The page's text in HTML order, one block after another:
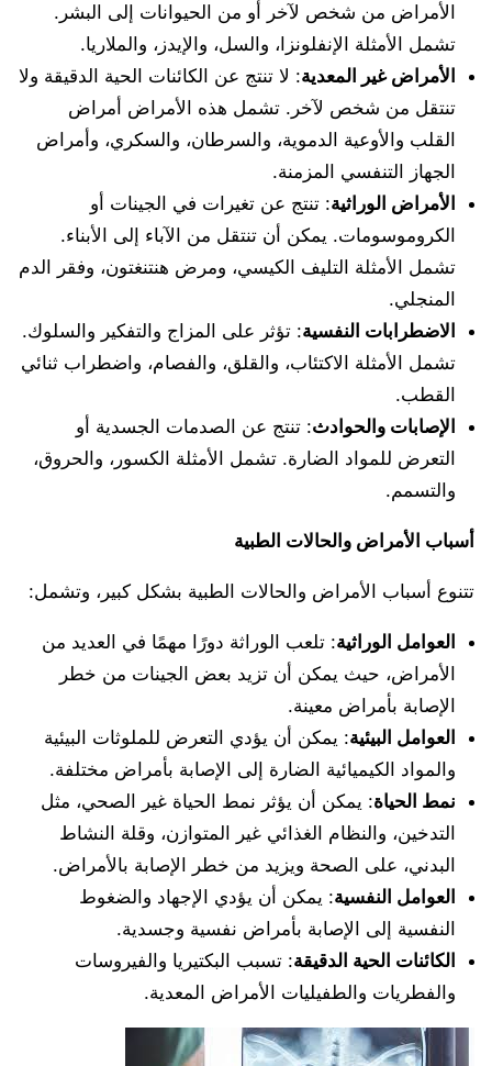
الأمراض من شخص لآخر أو من الحيوانات إلى البشر.
تشمل الأمثلة الإنفلونزا، والسل، والإيدز، والملاريا.
الأمراض غير المعدية: لا تنتج عن الكائنات الحية الدقيقة ولا
تنتقل من شخص لآخر. تشمل هذه الأمراض أمراض
القلب والأوعية الدموية، والسرطان، والسكري، وأمراض
الجهاز التنفسي المزمنة.
الأمراض الوراثية: تنتج عن تغيرات في الجينات أو
الكروموسومات. يمكن أن تنتقل من الآباء إلى الأبناء.
تشمل الأمثلة التليف الكيسي، ومرض هنتنغتون، وفقر الدم
المنجلي.
الاضطرابات النفسية: تؤثر على المزاج والتفكير والسلوك.
تشمل الأمثلة الاكتئاب، والقلق، والفصام، واضطراب ثنائي
القطب.
الإصابات والحوادث: تنتج عن الصدمات الجسدية أو
التعرض للمواد الضارة. تشمل الأمثلة الكسور، والحروق،
والتسمم.
أسباب الأمراض والحالات الطبية
تتنوع أسباب الأمراض والحالات الطبية بشكل كبير، وتشمل:
العوامل الوراثية: تلعب الوراثة دورًا مهمًا في العديد من
الأمراض، حيث يمكن أن تزيد بعض الجينات من خطر
الإصابة بأمراض معينة.
العوامل البيئية: يمكن أن يؤدي التعرض للملوثات البيئية
والمواد الكيميائية الضارة إلى الإصابة بأمراض مختلفة.
نمط الحياة: يمكن أن يؤثر نمط الحياة غير الصحي، مثل
التدخين، والنظام الغذائي غير المتوازن، وقلة النشاط
البدني، على الصحة ويزيد من خطر الإصابة بالأمراض.
العوامل النفسية: يمكن أن يؤدي الإجهاد والضغوط
النفسية إلى الإصابة بأمراض نفسية وجسدية.
الكائنات الحية الدقيقة: تسبب البكتيريا والفيروسات
والفطريات والطفيليات الأمراض المعدية.